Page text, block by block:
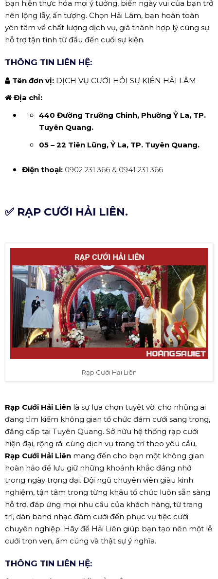
bạn hiện thực hóa mọi ý tưởng, biến ngày vui của bạn trở
nên lộng lẫy, ấn tượng. Chọn Hải Lâm, bạn hoàn toàn
yên tâm về chất lượng dịch vụ, giá thành hợp lý cùng sự
hỗ trợ tận tình từ đầu đến cuối sự kiện.
THÔNG TIN LIÊN HỆ:
Tên đơn vị: DỊCH VỤ CƯỚI HỎI SỰ KIỆN HẢI LÂM
Địa chỉ:
440 Đường Trường Chinh, Phường Ỷ La, TP.
Tuyên Quang.
05 – 22 Tiên Lũng, Ỷ La, TP. Tuyên Quang.
Điện thoại: 0902 231 366 & 0941 231 366
✅ RẠP CƯỚI HẢI LIÊN.
Rạp Cưới Hải Liên
Rạp Cưới Hải Liên là sự lựa chọn tuyệt vời cho những ai
đang tìm kiếm không gian tổ chức đám cưới sang trọng,
đẳng cấp tại Tuyên Quang. Sở hữu hệ thống rạp cưới
hiện đại, rộng rãi cùng dịch vụ trang trí theo yêu cầu,
Rạp Cưới Hải Liên mang đến cho bạn một không gian
hoàn hảo để lưu giữ những khoảnh khắc đáng nhớ
trong ngày trọng đại. Đội ngũ chuyên viên giàu kinh
nghiệm, tận tâm trong từng khâu tổ chức luôn sẵn sàng
hỗ trợ, đáp ứng mọi nhu cầu của khách hàng, từ trang
trí, dàn band nhạc đám cưới đến phục vụ tiệc cưới
chuyên nghiệp. Hãy để Hải Liên giúp bạn tạo nên một lễ
cưới trọn vẹn, ấm cúng và thật sự ý nghĩa.
THÔNG TIN LIÊN HỆ: